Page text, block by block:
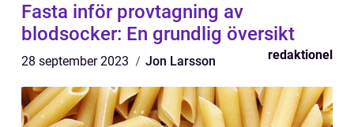
Fasta inför provtagning av
blodsocker: En grundlig översikt
28 september 2023 Jon Larsson redaktionel